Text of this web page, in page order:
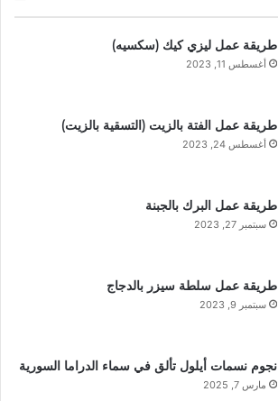
طريقة عمل ليزي كيك (سكسيه)
أغسطس 11, 2023
طريقة عمل الفتة بالزيت (التسقية بالزيت)
أغسطس 24, 2023
طريقة عمل البرك بالجبنة
سبتمبر 27, 2023
طريقة عمل سلطة سيزر بالدجاج
سبتمبر 9, 2023
نجوم نسمات أيلول تألق في سماء الدراما السورية
مارس 7, 2025